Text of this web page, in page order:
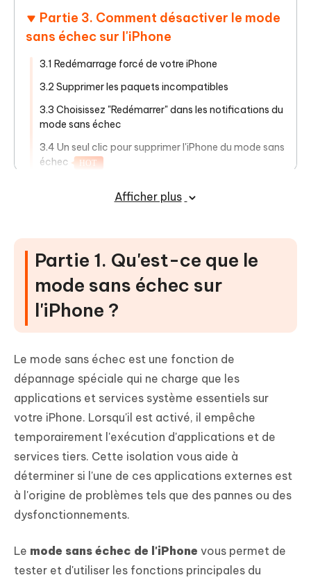
Partie 3. Comment désactiver le mode
sans échec sur l'iPhone
3.1 Redémarrage forcé de votre iPhone
3.2 Supprimer les paquets incompatibles
3.3 Choisissez "Redémarrer" dans les notifications du
mode sans échec
3.4 Un seul clic pour supprimer l'iPhone du mode sans
échec
HOT
Partie 4. Les gens posent aussi des
Afficher plus
Partie 1. Qu'est-ce que le
mode sans échec sur
l'iPhone ?
Le mode sans échec est une fonction de
dépannage spéciale qui ne charge que les
applications et services système essentiels sur
votre iPhone. Lorsqu'il est activé, il empêche
temporairement l'exécution d'applications et de
services tiers. Cette isolation vous aide à
déterminer si l'une de ces applications externes est
à l'origine de problèmes tels que des pannes ou des
dysfonctionnements.
Le mode sans échec de l'iPhone vous permet de
tester et d'utiliser les fonctions principales du